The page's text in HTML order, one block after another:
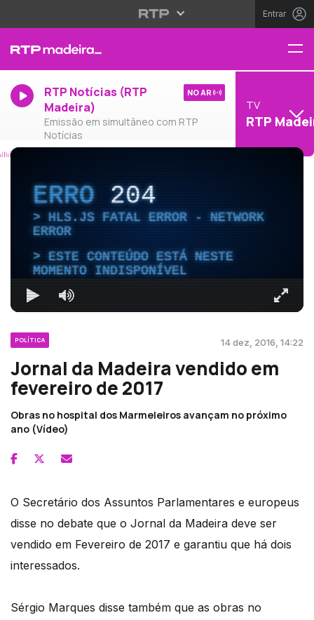
Entrar
RTP Notícias (RTP
Madeira)
Emissão em simultâneo com RTP
Notícias
NO AR
TV
RTP
ERRO204
HLS.JS FATAL ERROR - NETWORK
ERROR
ESTE CONTEÚDO ESTÁ NESTE
MOMENTO INDISPONÍVEL
POLÍTICA 14 dez, 2016, 14:22
Jornal da Madeira vendido em
fevereiro de 2017
Obras no hospital dos Marmeleiros avançam no próximo
ano (Vídeo)
O Secretário dos Assuntos Parlamentares e europeus
disse no debate que o Jornal da Madeira deve ser
vendido em Fevereiro de 2017 e garantiu que há dois
interessados.
Sérgio Marques disse também que as obras no